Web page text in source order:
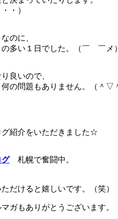
・）
のに、
の多い１日でした。（￣ ￣
良いので、
の問題もありません。（＾▽
グ紹介をいただきました☆
札幌で奮闘中。
けると嬉しいです。（笑）
ガもありがとうございます。